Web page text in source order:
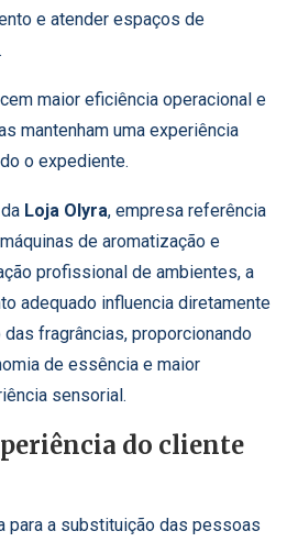
e atender espaços de
maior eficiência operacional e
mantenham uma experiência
o expediente.
Loja Olyra, empresa referência
de aromatização e
profissional de ambientes, a
adequado influencia diretamente
fragrâncias, proporcionando
de essência e maior
sensorial.
do cliente
para a substituição das pessoas